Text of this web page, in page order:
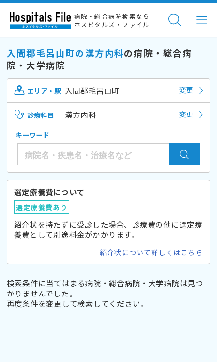
病院・総合病院検索なら
ホスピタルズ・ファイル
入間郡毛呂山町の漢方内科の病院・総合病
院・大学病院
エリア・駅 入間郡毛呂山町 変更
診療科目 漢方内科 変更
キーワード
選定療養費について
選定療養費あり
紹介状を持たずに受診した場合、診療費の他に選定療
養費として別途料金がかかります。
紹介状について詳しくはこちら
検索条件に当てはまる病院・総合病院・大学病院は見つ
かりませんでした。
再度条件を変更して検索してください。